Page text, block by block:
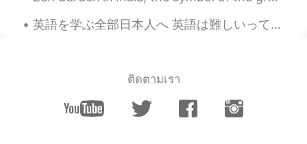
英語を学ぶ全部日本人へ 英語は難しいって、何回も何回も頭の中に入れるとだんだん是非難しくなっていくよー だから、全然難しくないよとかできるよって、みたいな思いを頭の中に入れた方がいいよー あり...
ติดตามเรา